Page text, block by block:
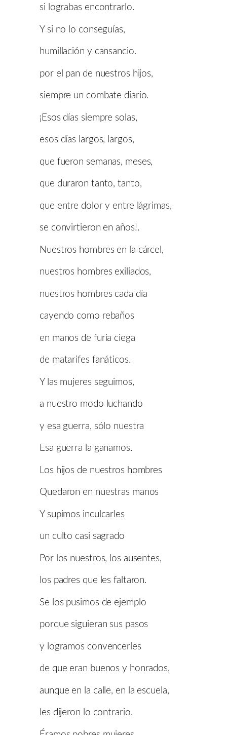
si lograbas encontrarlo.
Y si no lo conseguías,
humillación y cansancio.
por el pan de nuestros hijos,
siempre un combate diario.
¡Esos días siempre solas,
esos días largos, largos,
que fueron semanas, meses,
que duraron tanto, tanto,
que entre dolor y entre lágrimas,
se convirtieron en años!.
Nuestros hombres en la cárcel,
nuestros hombres exiliados,
nuestros hombres cada día
cayendo como rebaños
en manos de furia ciega
de matarifes fanáticos.
Y las mujeres seguimos,
a nuestro modo luchando
y esa guerra, sólo nuestra
Esa guerra la ganamos.
Los hijos de nuestros hombres
Quedaron en nuestras manos
Y supimos inculcarles
un culto casi sagrado
Por los nuestros, los ausentes,
los padres que les faltaron.
Se los pusimos de ejemplo
porque siguieran sus pasos
y logramos convencerles
de que eran buenos y honrados,
aunque en la calle, en la escuela,
les dijeron lo contrario.